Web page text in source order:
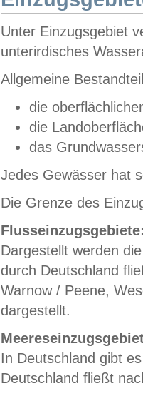
Unter Einzugsgebiet
unterirdisches
Allgemeine
die
die
das
Jedes Gewässer hat
Die Grenze des
Dargestellt werden
durch Deutschland
Warnow / Peene,
dargestellt.
In Deutschland gibt
Deutschland fließt